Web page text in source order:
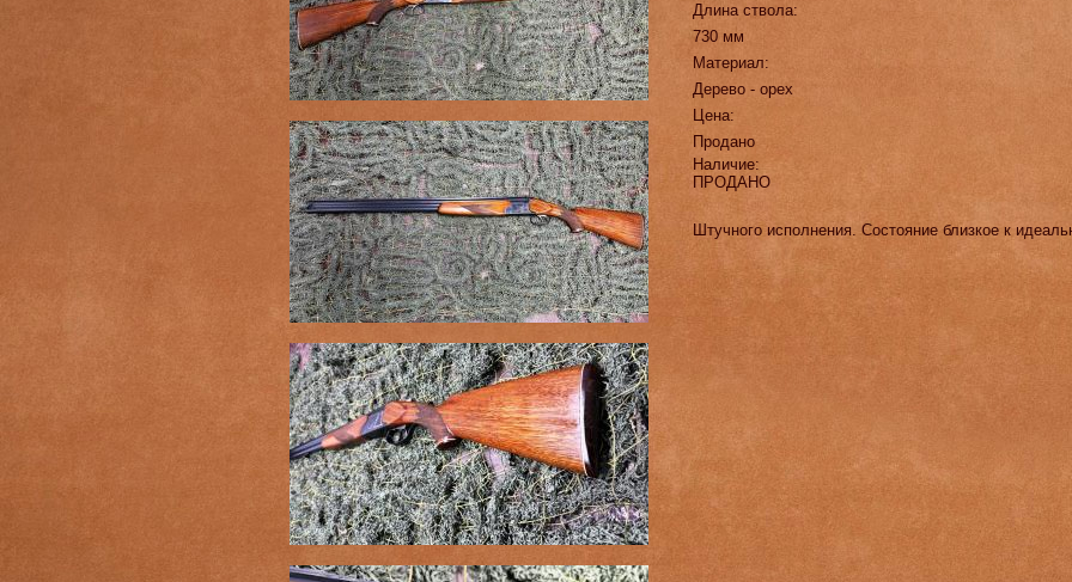
Длина ствола:
730 мм
Материал:
Дерево - орех
Цена:
Продано
Наличие:
ПРОДАНО
Штучного исполнения. Состояние близкое к